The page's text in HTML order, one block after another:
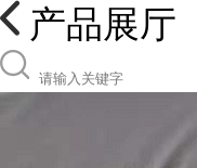
产品展厅